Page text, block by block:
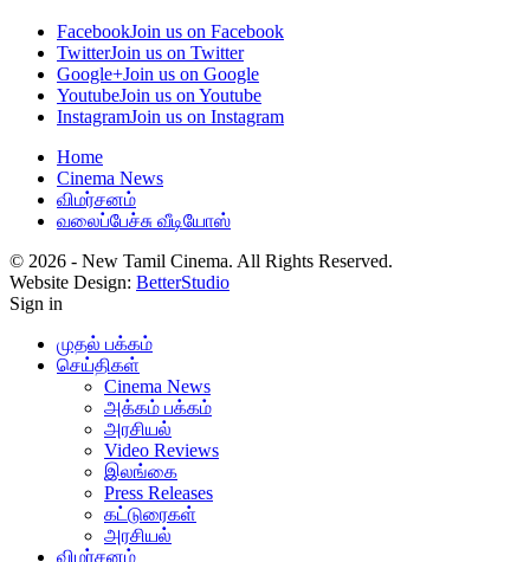
FacebookJoin us on Facebook
TwitterJoin us on Twitter
Google+Join us on Google
YoutubeJoin us on Youtube
InstagramJoin us on Instagram
Home
Cinema News
விமர்சனம்
வலைப்பேச்சு வீடியோஸ்
© 2026 - New Tamil Cinema. All Rights Reserved.
Website Design: BetterStudio
Sign in
முதல் பக்கம்
செய்திகள்
Cinema News
அக்கம் பக்கம்
அரசியல்
Video Reviews
இலங்கை
Press Releases
கட்டுரைகள்
அரசியல்
விமர்சனம்